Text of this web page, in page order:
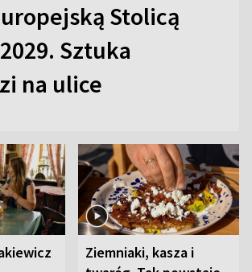
Stolicą
Sztuka
na ulice
Ziemniaki, kasza i